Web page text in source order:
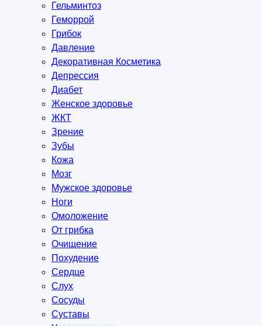
Гельминтоз
Геморрой
Грибок
Давление
Декоративная Косметика
Депрессия
Диабет
Женское здоровье
ЖКТ
Зрение
Зубы
Кожа
Мозг
Мужское здоровье
Ноги
Омоложение
От грибка
Очищение
Похудение
Сердце
Слух
Сосуды
Суставы